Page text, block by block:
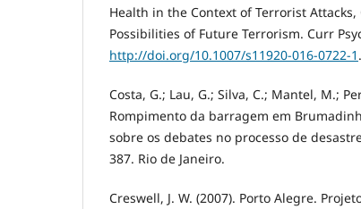
Health in the Context of Terrorist
Possibilities of Future Terrorism. Curr
http://doi.org/10.1007/s11920-016-0722-1
Costa, G.; Lau, G.; Silva, C.; Mantel, M.;
Rompimento da barragem em
sobre os debates no processo de
387. Rio de Janeiro.
Creswell, J. W. (2007). Porto Alegre.